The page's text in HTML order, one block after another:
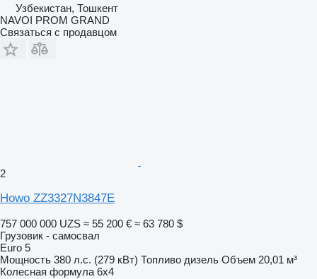
Узбекистан, Тошкент
NAVOI PROM GRAND
Связаться с продавцом
2
Howo ZZ3327N3847E
757 000 000 UZS ≈ 55 200 € ≈ 63 780 $
Грузовик - самосвал
Euro 5
Мощность 380 л.с. (279 кВт) Топливо дизель Объем 20,01 м³
Колесная формула 6x4